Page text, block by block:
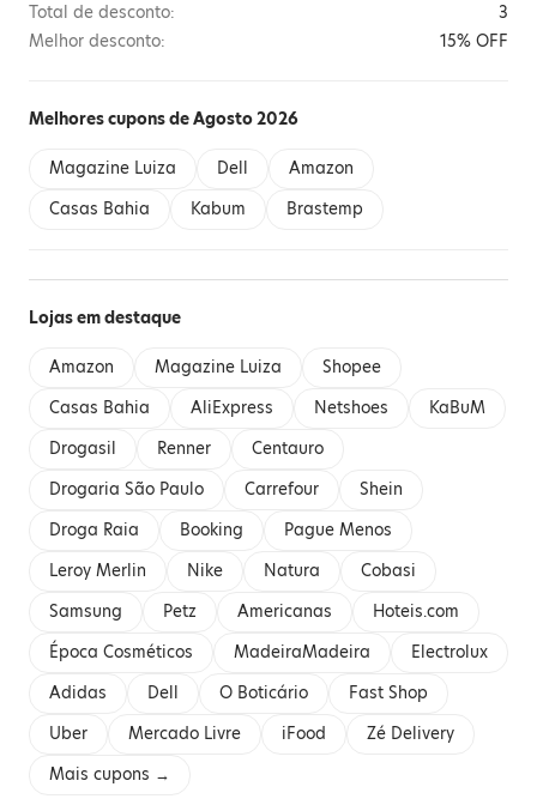
Total de desconto:
3
Melhor desconto:
15% OFF
Melhores cupons de Agosto 2026
Magazine Luiza Dell
Amazon
Casas Bahia
Kabum Brastemp
Lojas em destaque
Amazon Magazine Luiza
Shopee
Casas Bahia
AliExpress Netshoes
KaBuM
Drogasil
Renner
Centauro
Drogaria São Paulo
Carrefour
Shein
Droga Raia
Booking
Pague Menos
Leroy Merlin
Nike Natura
Cobasi
Samsung
Petz Americanas
Hoteis.com
Época Cosméticos
MadeiraMadeira
Electrolux
Adidas
Dell O Boticário
Fast Shop
Uber
Mercado Livre iFood
Zé Delivery
Mais cupons →